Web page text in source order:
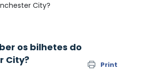
City?
os bilhetes do
City?
Print